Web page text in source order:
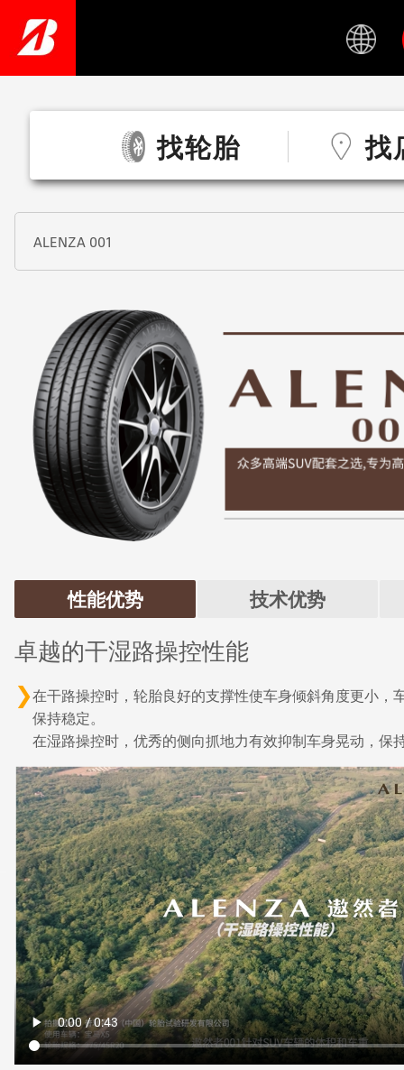
content
找轮胎 找
ALENZA 001
性能优势 技术优势
卓越的干湿路操控性能
在干路操控时，轮胎良好的支撑性使车身倾斜角度更小，
保持稳定。
在湿路操控时，优秀的侧向抓地力有效抑制车身晃动，保